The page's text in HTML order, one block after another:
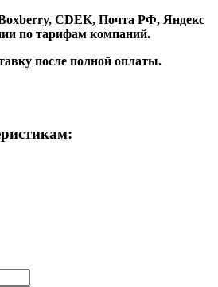
CDEK, Почта РФ, Яндекс
по тарифам компаний.
после полной оплаты.